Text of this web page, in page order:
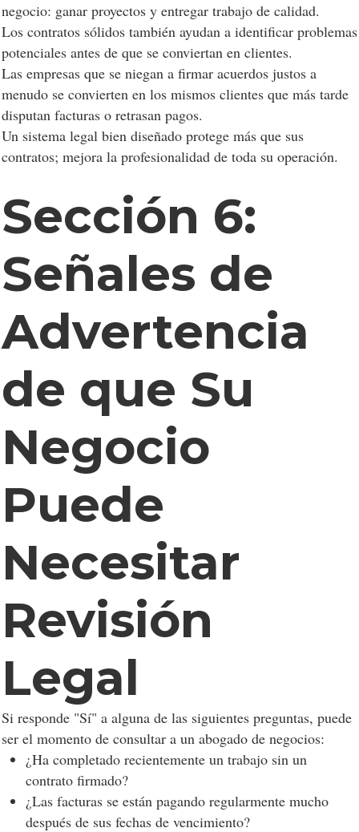
negocio: ganar proyectos y entregar trabajo de calidad.
Los contratos sólidos también ayudan a identificar problemas
potenciales antes de que se conviertan en clientes.
Las empresas que se niegan a firmar acuerdos justos a
menudo se convierten en los mismos clientes que más tarde
disputan facturas o retrasan pagos.
Un sistema legal bien diseñado protege más que sus
contratos; mejora la profesionalidad de toda su operación.
Sección 6:
Señales de
Advertencia
de que Su
Negocio
Puede
Necesitar
Revisión
Legal
Si responde "Sí" a alguna de las siguientes preguntas, puede
ser el momento de consultar a un abogado de negocios:
¿Ha completado recientemente un trabajo sin un
contrato firmado?
¿Las facturas se están pagando regularmente mucho
después de sus fechas de vencimiento?